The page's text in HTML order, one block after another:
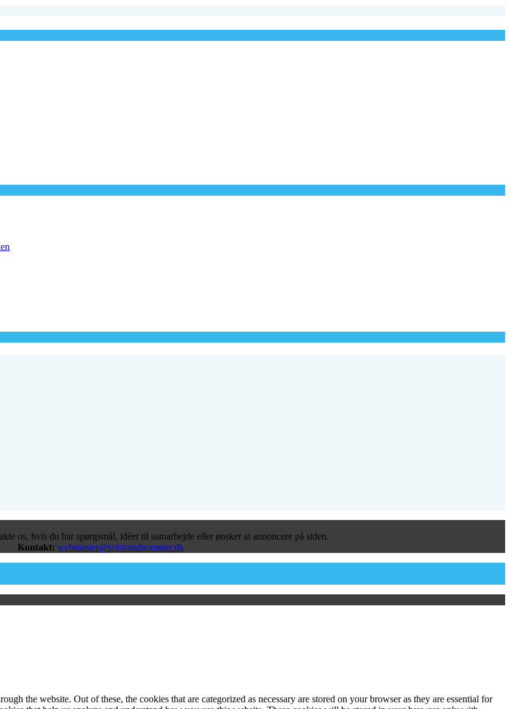
os, hvis du har spørgsmål, idéer til samarbejde eller ønsker at annoncere på siden.
Kontakt: webmaster@solstrandsommer.dk
the website. Out of these, the cookies that are categorized as necessary are stored on your browser as they are essential for